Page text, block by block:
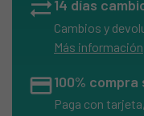
sync_alt14 días
Cambios y
Más información
credit_card100% compra
Paga con